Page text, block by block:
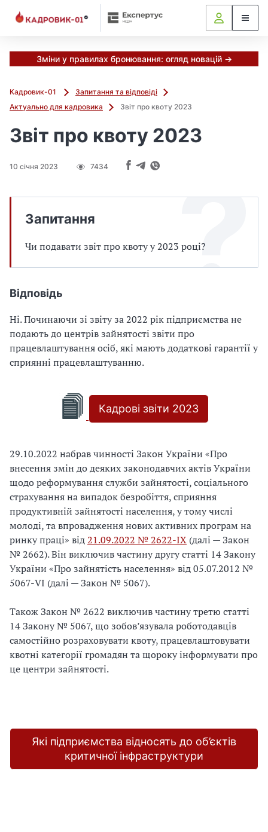
Зміни у правилах бронювання: огляд новацій →
Кадровик-01
Запитання та відповіді
Актуально для кадровика
Звіт про квоту 2023
Звіт про квоту 2023
10 січня 2023 7434
Запитання
Чи подавати звіт про квоту у 2023 році?
Відповідь
Ні. Починаючи зі звіту за 2022 рік підприємства не
подають до центрів зайнятості звіти про
працевлаштування осіб, які мають додаткові гарантії у
сприянні працевлаштуванню.
Кадрові звіти 2023
29.10.2022 набрав чинності Закон України «Про
внесення змін до деяких законодавчих актів України
щодо реформування служби зайнятості, соціального
страхування на випадок безробіття, сприяння
продуктивній зайнятості населення, у тому числі
молоді, та впровадження нових активних програм на
ринку праці» від21.09.2022 № 2622-IX (далі — Закон
№ 2662). Він виключив частину другу статті 14 Закону
України «Про зайнятість населення» від 05.07.2012 №
5067-VI (далі — Закон № 5067).
Також Закон № 2622 виключив частину третю статті
14 Закону № 5067, що зобов’язувала роботодавців
самостійно розраховувати квоту, працевлаштовувати
квотні категорії громадян та щороку інформувати про
це центри зайнятості.
Які підприємства відносять до об’єктів
критичної інфраструктури